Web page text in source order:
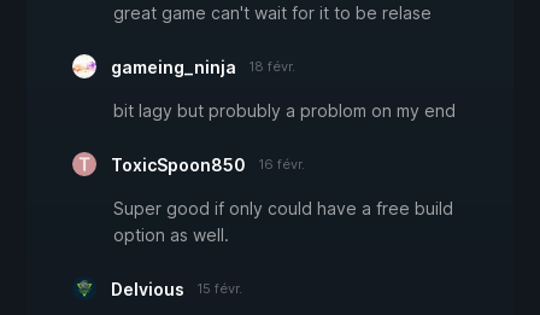
great game can't wait for it to be relase
gameing_ninja 18 févr.
bit lagy but probubly a problom on my end
ToxicSpoon850 16 févr.
Super good if only could have a free build
option as well.
Delvious 15 févr.